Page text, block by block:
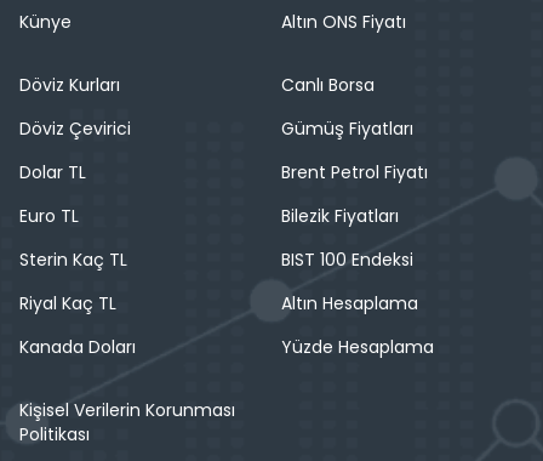
Künye
Altın ONS Fiyatı
Döviz Kurları
Döviz Çevirici
Dolar TL
Euro TL
Sterin Kaç TL
Riyal Kaç TL
Kanada Doları
Canlı Borsa
Gümüş Fiyatları
Brent Petrol Fiyatı
Bilezik Fiyatları
BIST 100 Endeksi
Altın Hesaplama
Yüzde Hesaplama
Kişisel Verilerin Korunması
Politikası